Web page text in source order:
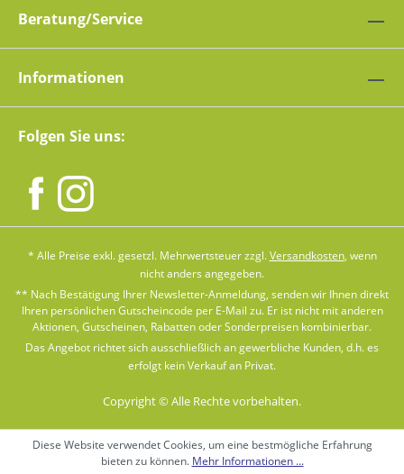
Beratung/Service
Informationen
Folgen Sie uns:
* Alle Preise exkl. gesetzl. Mehrwertsteuer zzgl.Versandkosten, wenn
nicht anders angegeben.
** Nach Bestätigung Ihrer Newsletter-Anmeldung, senden wir Ihnen direkt
Ihren persönlichen Gutscheincode per E-Mail zu. Er ist nicht mit anderen
Aktionen, Gutscheinen, Rabatten oder Sonderpreisen kombinierbar.
Das Angebot richtet sich ausschließlich an gewerbliche Kunden, d.h. es
erfolgt kein Verkauf an Privat.
Copyright © Alle Rechte vorbehalten.
Diese Website verwendet Cookies, um eine bestmögliche Erfahrung
bieten zu können. Mehr Informationen ...